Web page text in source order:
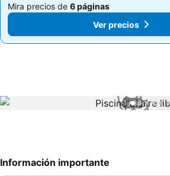
Mira precios de 6 páginas
Ver precios
Mira precios de 6 páginas
Ver precios
1 / 33
Información importante